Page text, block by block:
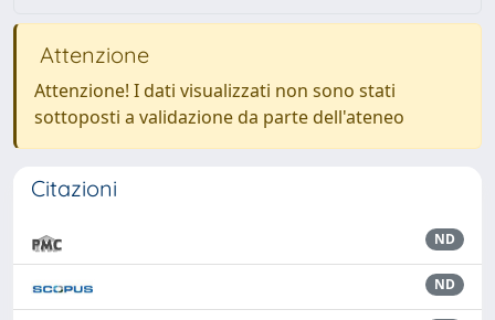
Attenzione
Attenzione! I dati visualizzati non sono stati
sottoposti a validazione da parte dell'ateneo
Citazioni
ND
ND